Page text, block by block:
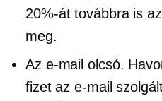
20%-át továbbra is
meg.
Az e-mail olcsó.
fizet az e-mail